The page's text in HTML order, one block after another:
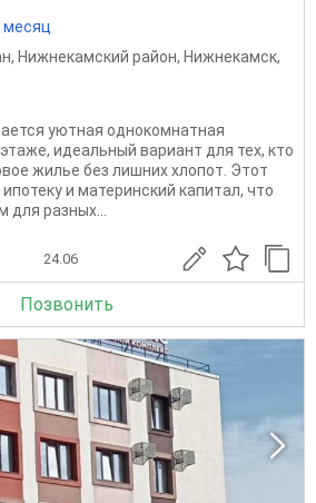
месяц
, Нижнекамский район, Нижнекамск,
уютная однокомнатная
идеальный вариант для тех, кто
жилье без лишних хлопот. Этот
и материнский капитал, что
для разных...
24.06
Позвонить